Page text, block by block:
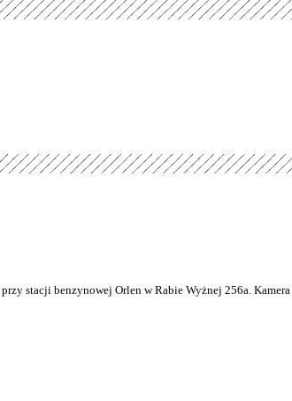
stacji benzynowej Orlen w Rabie Wyżnej 256a.